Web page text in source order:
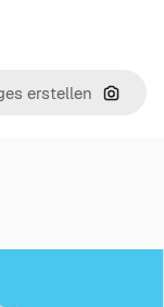
Nach